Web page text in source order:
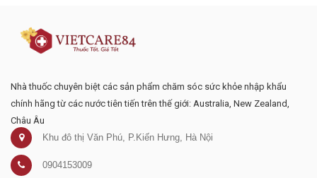
Nhà thuốc chuyên biệt các sản phẩm chăm sóc sức khỏe nhập khẩu
chính hãng từ các nước tiên tiến trên thế giới: Australia, New Zealand,
Châu Âu
Khu đô thị Văn Phú, P.Kiến Hưng, Hà Nội
0904153009